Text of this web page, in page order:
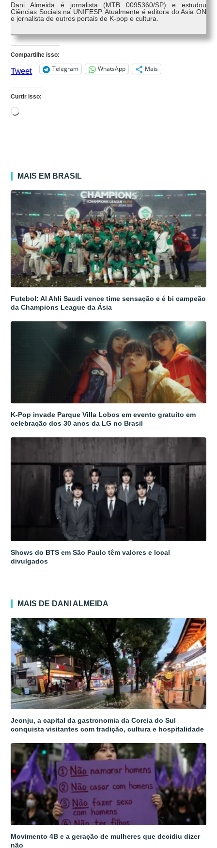
Dani Almeida é jornalista (MTB 0095360/SP) e estudou
Ciências Sociais na UNIFESP. Atualmente é editora do Asia ON
e jornalista de outros portais de K-pop e cultura.
Compartilhe isso:
Tweet Telegram WhatsApp Mais
Curtir isso:
Carregando...
MAIS EM BRASIL
Futebol: Al Ahli Saudi vence time sensação e é bi campeão
da Champions League da Ásia
K-Pop invade Parque Villa Lobos em evento gratuito em
celebração dos 30 anos da LG no Brasil
Shows do BTS em São Paulo têm valores e local
divulgados
MAIS DE DANI ALMEIDA
Jeonju, a capital da gastronomia da Coreia do Sul
conquista visitantes com tradição, cultura e hospitalidade
Movimento 4B e a geração de mulheres que decidiu dizer
não